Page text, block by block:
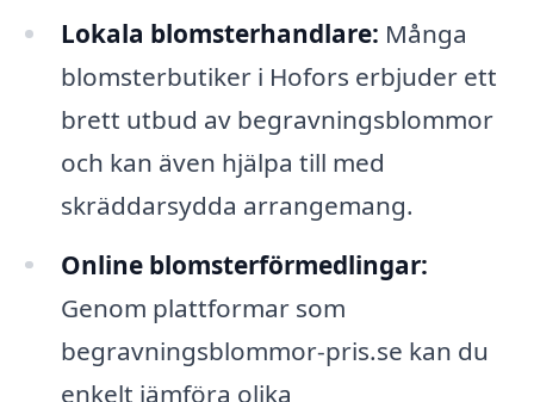
Lokala blomsterhandlare: Många
blomsterbutiker i Hofors erbjuder ett
brett utbud av begravningsblommor
och kan även hjälpa till med
skräddarsydda arrangemang.
Online blomsterförmedlingar:
Genom plattformar som
begravningsblommor-pris.se kan du
enkelt jämföra olika